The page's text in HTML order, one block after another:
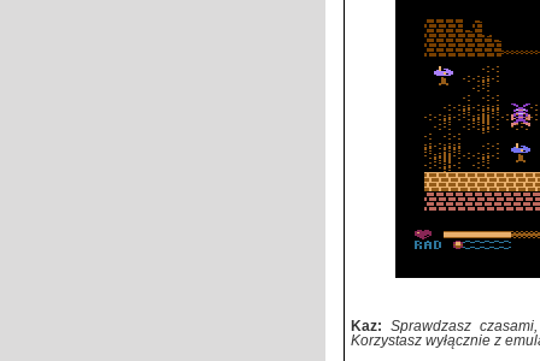
Kaz:Sprawdzasz
Korzystasz wyłącznie z